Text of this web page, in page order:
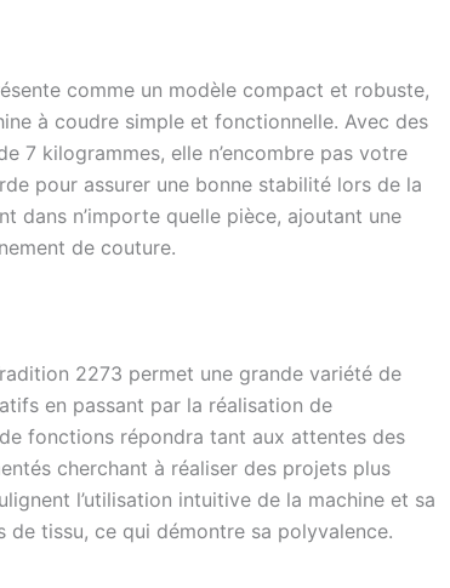
comme un modèle compact et robuste,
à coudre simple et fonctionnelle. Avec des
7 kilogrammes, elle n’encombre pas votre
pour assurer une bonne stabilité lors de la
dans n’importe quelle pièce, ajoutant une
de couture.
2273 permet une grande variété de
en passant par la réalisation de
fonctions répondra tant aux attentes des
cherchant à réaliser des projets plus
l’utilisation intuitive de la machine et sa
tissu, ce qui démontre sa polyvalence.